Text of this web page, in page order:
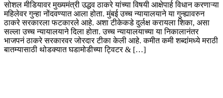
सोशल मीडियावर मुख्यमंत्री उद्धव ठाकरे यांच्या विषयी आक्षेपार्ह विधान करणाऱ्या
महिलेवर गुन्हा नोंदवण्यात आला होता. मुंबई उच्च न्यायालयाने या गुन्ह्यावरुन
ठाकरे सरकारला फटकारले आहे. अशा टीकेकडे दुर्लक्ष करायला शिका, असा
सल्ला उच्च न्यायालयाने दिला होता. उच्च न्यायालयाच्या या निकालानंतर
भाजपनं ठाकरे सरकारवर जोरदार टीका केली आहे. कमीत कमी शब्दांमध्ये मराठी
बातम्यासाठी थोडक्यात घडामोडीच्या ट्विटर & […]